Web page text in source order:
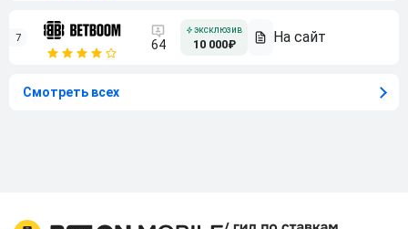
7 64 10 000₽
Смотреть всех